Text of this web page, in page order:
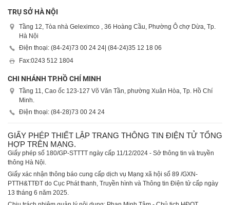
TRỤ SỞ HÀ NỘI
Tầng 12, Tòa nhà Geleximco , 36 Hoàng Cầu, Phường Ô chợ Dừa, Tp.
Hà Nội
Điện thoại: (84-24)73 00 24 24 | (84-24)35 12 18 06
Fax:0243 512 1804
CHI NHÁNH TP.HỒ CHÍ MINH
Tầng 11, Cao ốc 123-127 Võ Văn Tần, phường Xuân Hòa, Tp. Hồ Chí
Minh.
Điện thoại: (84-28)73 00 24 24
GIẤY PHÉP THIẾT LẬP TRANG THÔNG TIN ĐIỆN TỬ TỔNG
HỢP TRÊN MẠNG.
Giấy phép số 180/GP-STTTT ngày cấp 11/12/2024 - Sở thông tin và truyền
thông Hà Nội.
Giấy xác nhận thông báo cung cấp dịch vụ Mạng xã hội số 89 /GXN-
PTTH&TTĐT do Cục Phát thanh, Truyền hình và Thông tin Điện tử cấp ngày
13 tháng 6 năm 2025.